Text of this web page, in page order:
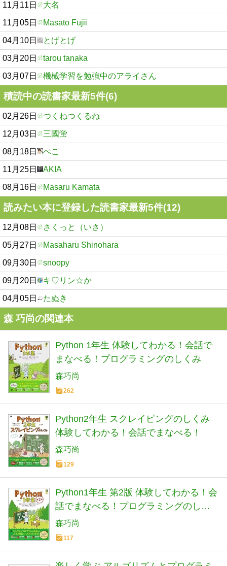
11月11日 大名
11月05日 Masato Fujii
04月10日 とげとげ
03月20日 tarou tanaka
03月07日 機械学習を勉強中のアライさん
積読中の読書家最新5件(6)
02月26日 つくねつくるね
12月03日 三國蛍
08月18日 ぺこ
11月25日 AKIA
08月16日 Masaru Kamata
読みたい本に登録した読書家最新5件(12)
12月08日 さくっと（いさ）
05月27日 Masaharu Shinohara
09月30日 snoopy
09月20日 キ♡リン☆か
04月05日 たぬき
森 巧尚の関連本
Python 1年生 体験してわかる！会話で
まなべる！プログラミングのしくみ
森巧尚
262
Python2年生 スクレイピングのしくみ
体験してわかる！会話でまなべる！
森巧尚
129
Python1年生 第2版 体験してわかる！会
話でまなべる！プログラミングのしく
み
森巧尚
117